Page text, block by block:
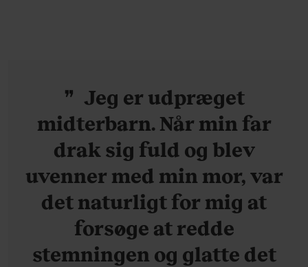
Jeg er udpræget
midterbarn. Når min far
drak sig fuld og blev
uvenner med min mor, var
det naturligt for mig at
forsøge at redde
stemningen og glatte det